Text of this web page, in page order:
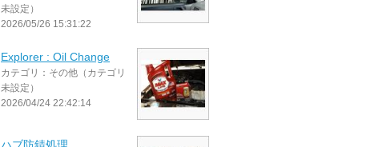
未設定）
2026/05/26 15:31:22
Explorer : Oil Change
カテゴリ：その他（カテゴリ
未設定）
2026/04/24 22:42:14